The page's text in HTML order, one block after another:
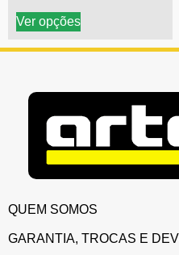
Ver opções
QUEM SOMOS
GARANTIA, TROCAS E